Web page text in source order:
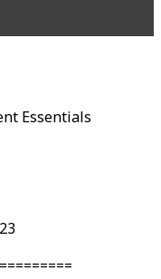
Essentials